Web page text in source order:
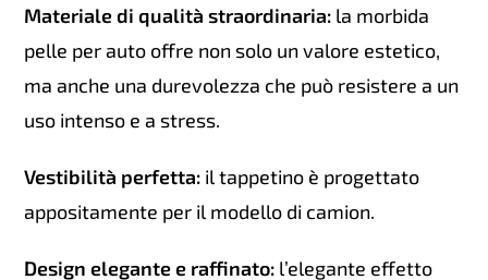
Materiale di qualità straordinaria: la morbida
pelle per auto offre non solo un valore estetico,
ma anche una durevolezza che può resistere a un
uso intenso e a stress.
Vestibilità perfetta: il tappetino è progettato
appositamente per il modello di camion.
Design elegante e raffinato: l’elegante effetto